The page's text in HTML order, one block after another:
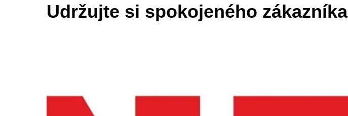
Udržujte si spokojeného zákazníka